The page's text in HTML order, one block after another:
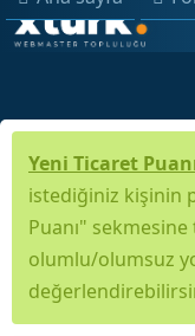
Yeni Ticaret
istediğiniz kişinin
Puanı"
olumlu/olumsuz